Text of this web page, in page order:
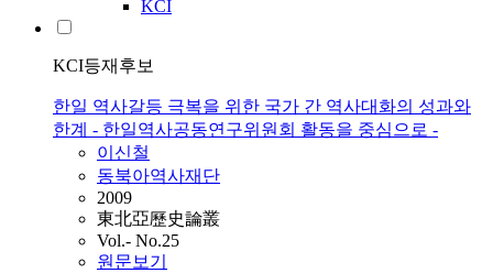
KCI
KCI등재후보
한일 역사갈등 극복을 위한 국가 간 역사대화의 성과와
한계 - 한일역사공동연구위원회 활동을 중심으로 -
이신철
동북아역사재단
2009
東北亞歷史論叢
Vol.- No.25
원문보기